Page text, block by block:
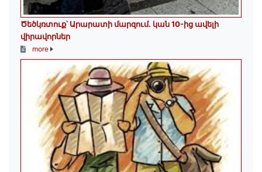
Ծեծկռտուք՝ Արարատի մարզում. կան 10-ից ավելի
վիրավորներ
more